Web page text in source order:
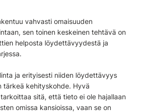
vahvasti omaisuuden
sen toinen keskeinen tehtävä on
helposta löydettävyydestä ja
ja erityisesti niiden löydettävyys
tärkeä kehityskohde. Hyvä
sitä, että tieto ei ole hajallaan
omissa kansioissa, vaan se on